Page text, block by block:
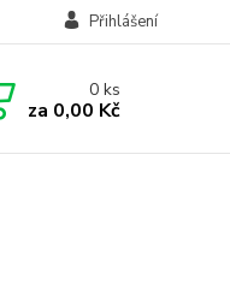
Přihlášení
0ks
za 0,00 Kč